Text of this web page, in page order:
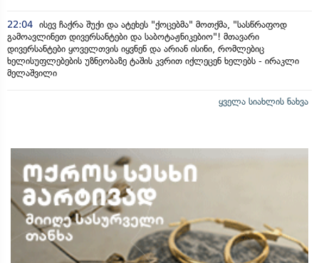
22:04 ისევ ჩაქრა შუქი და ატეხეს "ქოცებმა" მოთქმა, "სასწრაფოდ
გამოავლინეთ დივერსანტები და საბოტაჟნიკებიო"! მთავარი
დივერსანტები ყოველთვის იყვნენ და არიან ისინი, რომლებიც
ხელისუფლებების უზნეობაზე ტაშის კვრით იქლეცენ ხელებს - ირაკლი
მელაშვილი
ყველა სიახლის ნახვა